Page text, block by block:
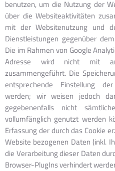
benutzen, um die Nutzung der
über die Websiteaktivitäten
mit der Websitenutzung und
Dienstleistungen gegenüber
Die im Rahmen von Google
Adresse wird nicht mit
zusammengeführt. Die
entsprechende Einstellung
werden; wir weisen jedoch
gegebenenfalls nicht
vollumfänglich genutzt werden
Erfassung der durch das Cookie
Website bezogenen Daten (inkl.
die Verarbeitung dieser Daten
Browser-PlugIns verhindert